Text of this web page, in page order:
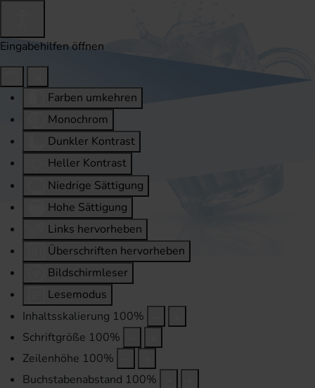
Eingabehilfen öffnen
Farben umkehren
Monochrom
Dunkler Kontrast
Heller Kontrast
Niedrige Sättigung
Hohe Sättigung
Links hervorheben
Überschriften hervorheben
Bildschirmleser
Lesemodus
Inhaltsskalierung 100%
Schriftgröße 100%
Zeilenhöhe 100%
Buchstabenabstand 100%